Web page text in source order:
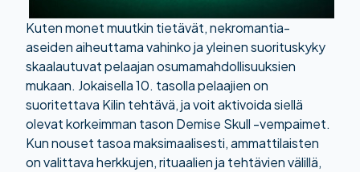
Kuten monet muutkin tietävät, nekromantia-
aseiden aiheuttama vahinko ja yleinen suorituskyky
skaalautuvat pelaajan osumamahdollisuuksien
mukaan. Jokaisella 10. tasolla pelaajien on
suoritettava Kilin tehtävä, ja voit aktivoida siellä
olevat korkeimman tason Demise Skull -vempaimet.
Kun nouset tasoa maksimaalisesti, ammattilaisten
on valittava herkkujen, rituaalien ja tehtävien välillä,